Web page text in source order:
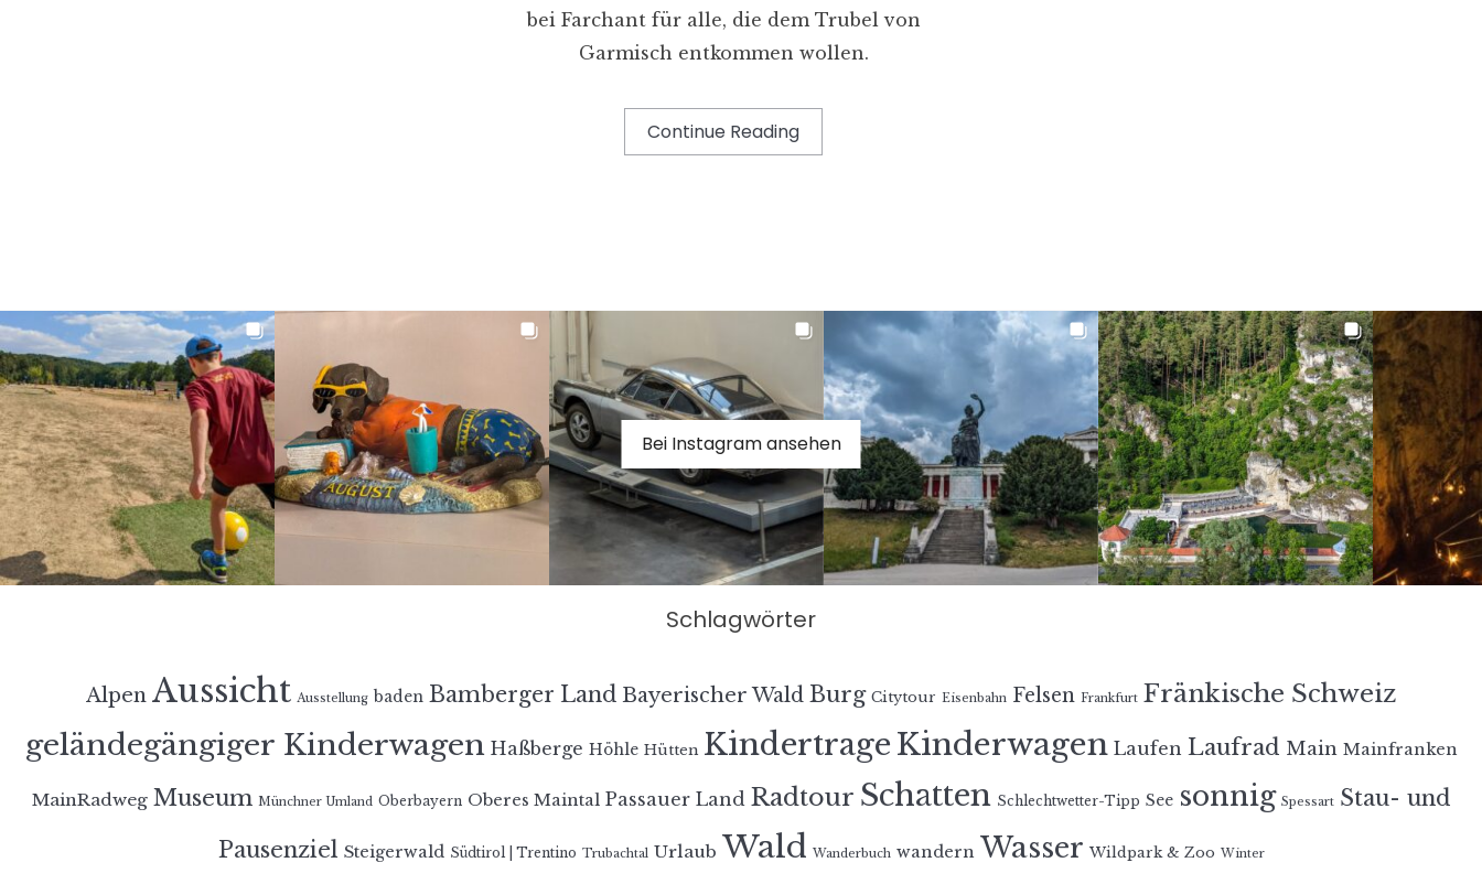
bei Farchant für alle, die dem Trubel von
Garmisch entkommen wollen.
Continue Reading
Bei Instagram ansehen
Schlagwörter
Alpen Aussicht Ausstellung baden Bamberger Land Bayerischer Wald Burg Citytour Eisenbahn Felsen Frankfurt Fränkische Schweiz
geländegängiger Kinderwagen Haßberge Höhle Hütten Kindertrage Kinderwagen Laufen Laufrad Main Mainfranken
MainRadweg Museum Münchner Umland Oberbayern Oberes Maintal Passauer Land Radtour Schatten Schlechtwetter-Tipp See sonnig Spessart Stau- und
Pausenziel Steigerwald Südtirol | Trentino Trubachtal Urlaub Wald Wanderbuch wandern Wasser Wildpark & Zoo Winter